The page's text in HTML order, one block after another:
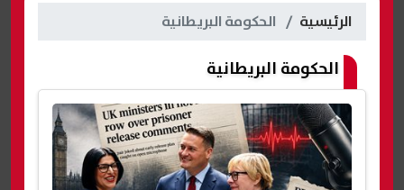
الرئيسية الحكومة البريطانية
الحكومة البريطانية